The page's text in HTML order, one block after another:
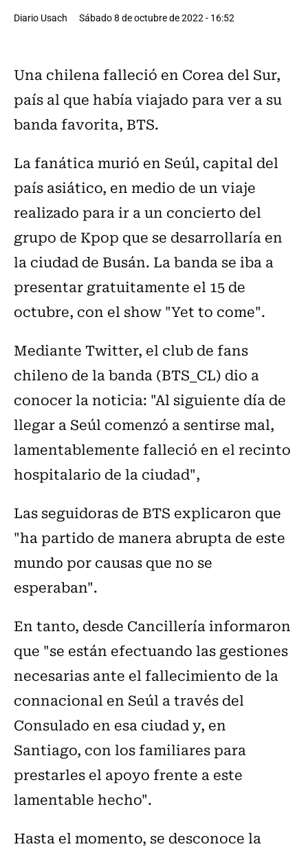
Diario Usach Sábado 8 de octubre de 2022 - 16:52
Una chilena falleció en Corea del Sur,
país al que había viajado para ver a su
banda favorita, BTS.
La fanática murió en Seúl, capital del
país asiático, en medio de un viaje
realizado para ir a un concierto del
grupo de Kpop que se desarrollaría en
la ciudad de Busán. La banda se iba a
presentar gratuitamente el 15 de
octubre, con el show "Yet to come".
Mediante Twitter, el club de fans
chileno de la banda (BTS_CL) dio a
conocer la noticia: "Al siguiente día de
llegar a Seúl comenzó a sentirse mal,
lamentablemente falleció en el recinto
hospitalario de la ciudad",
Las seguidoras de BTS explicaron que
"ha partido de manera abrupta de este
mundo por causas que no se
esperaban".
En tanto, desde Cancillería informaron
que "se están efectuando las gestiones
necesarias ante el fallecimiento de la
connacional en Seúl a través del
Consulado en esa ciudad y, en
Santiago, con los familiares para
prestarles el apoyo frente a este
lamentable hecho".
Hasta el momento, se desconoce la